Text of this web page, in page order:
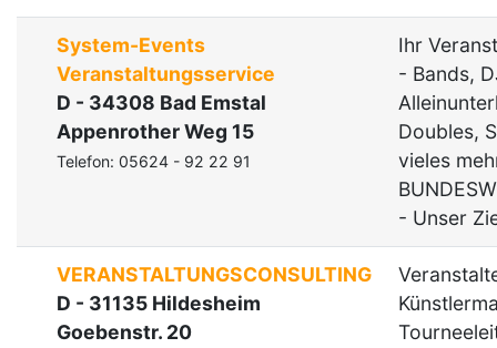
System-Events
Veranstaltungsservice
D - 34308 Bad Emstal
Appenrother Weg 15
Telefon: 05624 - 92 22 91
Ihr
- Bands,
Doubles,
vieles
- Unser
VERANSTALTUNGSCONSULTING
D - 31135 Hildesheim
Goebenstr. 20